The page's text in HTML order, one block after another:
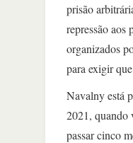
prisão
repressão aos
organizados
para exigir
Navalny está
2021, quando
passar cinco